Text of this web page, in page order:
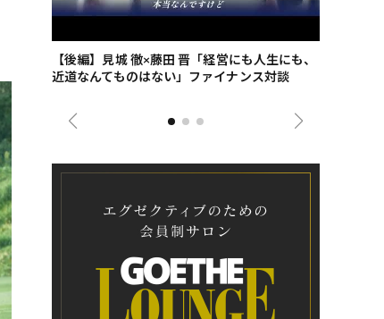
【後編】見城 徹×藤田 晋「経営にも人生にも、
近道なんてものはない」ファイナンス対談